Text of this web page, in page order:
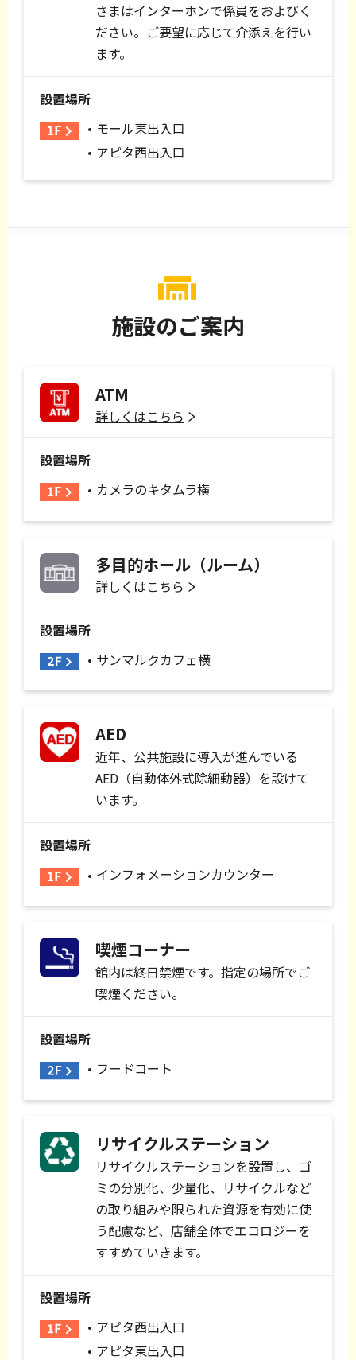
さまはインターホンで係員をおよびく
ださい。ご要望に応じて介添えを行い
ます。
設置場所
モール東出入口
アピタ西出入口
施設のご案内
ATM
詳しくはこちら
設置場所
カメラのキタムラ横
多目的ホール（ルーム）
詳しくはこちら
設置場所
サンマルクカフェ横
AED
近年、公共施設に導入が進んでいる
AED（自動体外式除細動器）を設けて
います。
設置場所
インフォメーションカウンター
喫煙コーナー
館内は終日禁煙です。指定の場所でご
喫煙ください。
設置場所
フードコート
リサイクルステーション
リサイクルステーションを設置し、ゴ
ミの分別化、少量化、リサイクルなど
の取り組みや限られた資源を有効に使
う配慮など、店舗全体でエコロジーを
すすめていきます。
設置場所
アピタ西出入口
アピタ東出入口